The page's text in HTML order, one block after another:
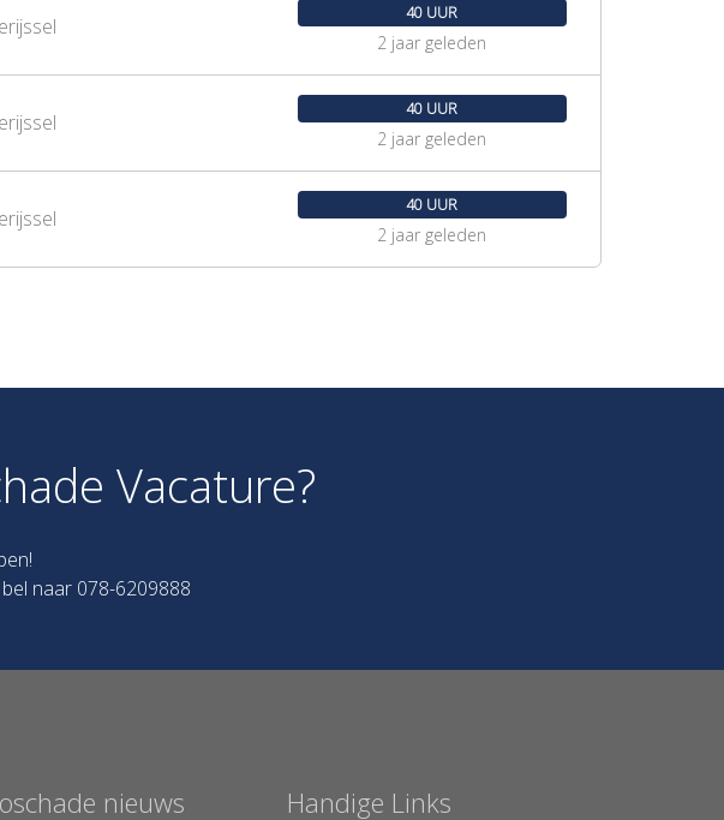
40 UUR
2 jaar geleden
40 UUR
2 jaar geleden
40 UUR
2 jaar geleden
Vacature?
naar 078-6209888
nieuws Handige Links